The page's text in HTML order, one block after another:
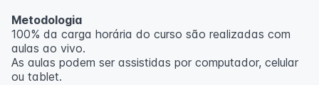
Metodologia
100% da carga horária do curso são realizadas com
aulas ao vivo.
As aulas podem ser assistidas por computador, celular
ou tablet.